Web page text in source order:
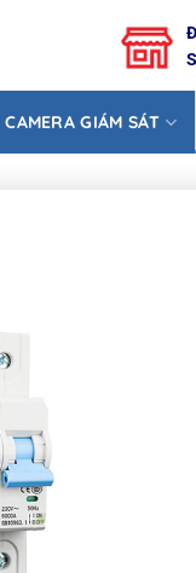
CAMERA GIÁM SÁT